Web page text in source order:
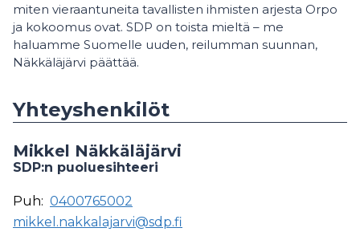
miten vieraantuneita tavallisten ihmisten arjesta Orpo
ja kokoomus ovat. SDP on toista mieltä – me
haluamme Suomelle uuden, reilumman suunnan,
Näkkäläjärvi päättää.
Yhteyshenkilöt
Mikkel Näkkäläjärvi
SDP:n puoluesihteeri
Puh: 0400765002
mikkel.nakkalajarvi@sdp.fi